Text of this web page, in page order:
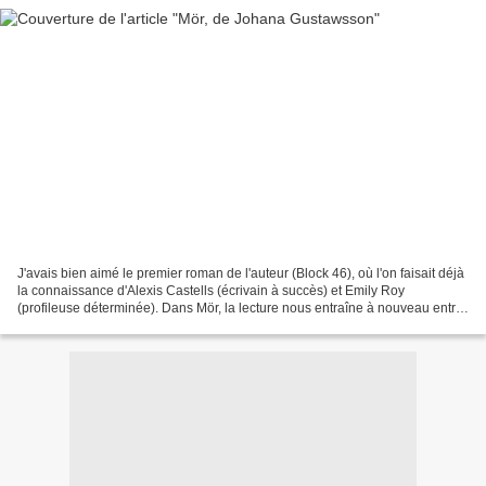
J'avais bien aimé le premier roman de l'auteur (Block 46), où l'on faisait déjà
la connaissance d'Alexis Castells (écrivain à succès) et Emily Roy
(profileuse déterminée). Dans Mör, la lecture nous entraîne à nouveau entre